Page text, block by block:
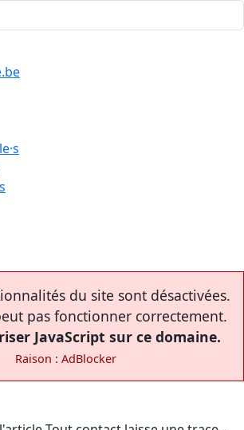
du site sont désactivées.
pas fonctionner correctement.
JavaScript sur ce domaine.
Raison : AdBlocker